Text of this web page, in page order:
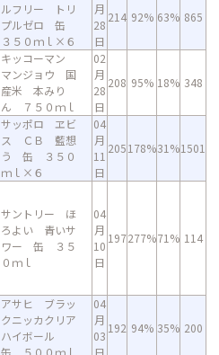
ルフリー トリ
プルゼロ 缶
３５０ｍｌ×６
月
28
日
214 92% 63% 865
キッコーマン
マンジョウ 国
産米 本みり
ん ７５０ｍｌ
02
月
28
日
208 95% 18% 348
サッポロ ヱビ
ス ＣＢ 藍想
う 缶 ３５０
ｍｌ×６
04
月
11
日
205178%31%1501
サントリー ほ
ろよい 青いサ
ワー 缶 ３５
０ｍｌ
04
月
10
日
197277%71% 114
アサヒ ブラッ
クニッカクリア
ハイボール
缶 ５００ｍｌ
04
月
03
日
192 94% 35% 200